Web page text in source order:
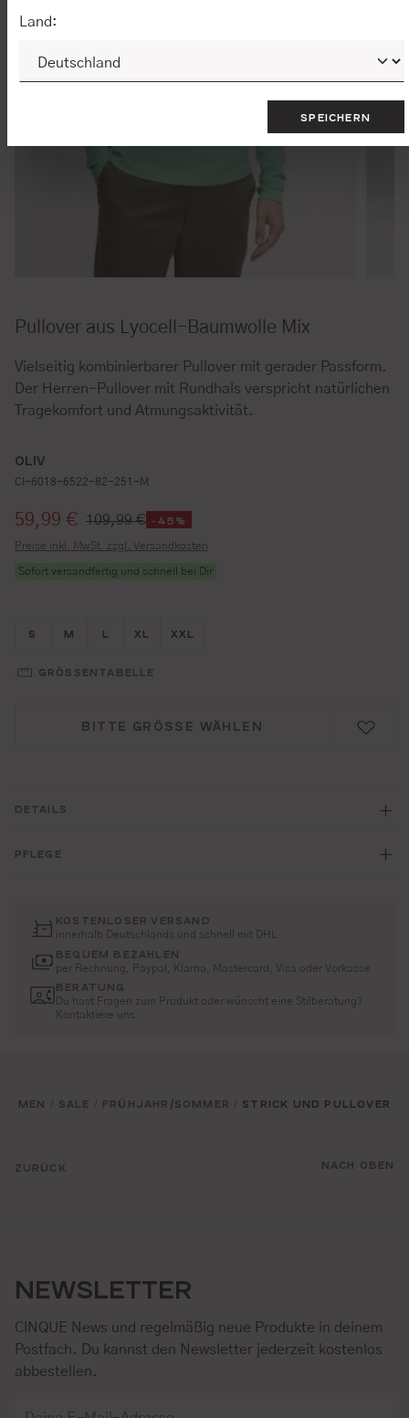
Pullover aus Lyocell-Baumwolle Mix
Vielseitig kombinierbarer Pullover mit gerader Passform.
Der Herren-Pullover mit Rundhals verspricht natürlichen
Tragekomfort und Atmungsaktivität.
OLIV
CI-6018-6522-82-251-M
Verkaufspreis:
59,99 € 109,99 € -45%
Preise inkl. MwSt. zzgl. Versandkosten
Sofort versandfertig und schnell bei Dir
Größe wählen
S Größe wählen
M Größe wählen
L Größe wählen
XL Größe wählen
XXL
GRÖSSENTABELLE
BITTE GRÖSSE WÄHLEN
DETAILS
PFLEGE
KOSTENLOSER VERSAND
innerhalb Deutschlands und schnell mit DHL
BEQUEM BEZAHLEN
per Rechnung, Paypal, Klarna, Mastercard, Visa oder Vorkasse
BERATUNG
Du hast Fragen zum Produkt oder wünscht eine Stilberatung?
Kontaktiere uns
ZURÜCK
MEN SALE FRÜHJAHR/SOMMER STRICK UND PULLOVER
NACH OBEN
NEWSLETTER
CINQUE News und regelmäßig neue Produkte in deinem
Postfach. Du kannst den Newsletter jederzeit kostenlos
abbestellen.
Land:
SPEICHERN